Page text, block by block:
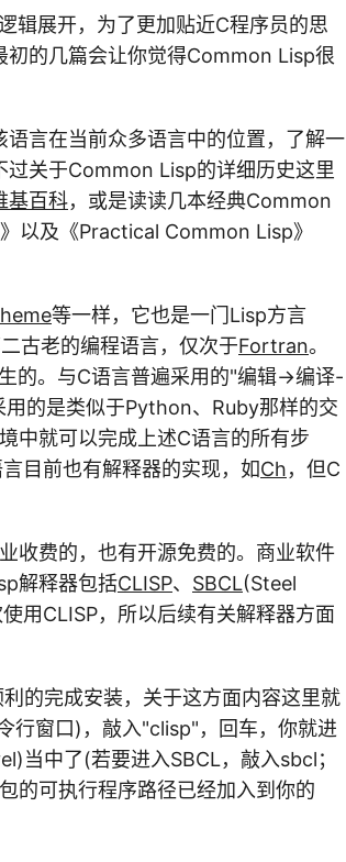
辑展开，为了更加贴近C程序员的思
初的几篇会让你觉得Common Lisp很
言在当前众多语言中的位置，了解一
过关于Common Lisp的详细历史这里
基百科，或是读读几本经典Common
》以及《Practical Common Lisp》
等一样，它也是一门Lisp方言
古老的编程语言，仅次于Fortran。
的。与C语言普遍采用的"编辑->编译-
的是类似于Python、Ruby那样的交
中就可以完成上述C语言的所有步
目前也有解释器的实现，如Ch，但C
收费的，也有开源免费的。商业软件
解释器包括CLISP、 SBCL(Steel
用CLISP，所以后续有关解释器方面
的完成安装，关于这方面内容这里就
行窗口)，敲入"clisp"，回车，你就进
当中了(若要进入SBCL，敲入sbcl；
的可执行程序路径已经加入到你的